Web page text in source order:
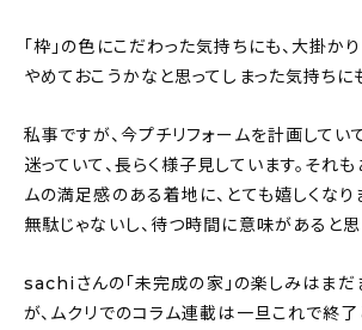
「枠」の色にこだわった気持ちにも、大掛か
やめておこうかなと思ってしまった気持ちに
私事ですが、今プチリフォームを計画してい
迷っていて、長らく様子見しています。それも
ムの満足感のある着地に、とても嬉しくなり
無駄じゃないし、待つ時間に意味があると思
sachiさんの「未完成の家」の楽しみはまだ
が、ムクリでのコラム連載は一旦これで終了